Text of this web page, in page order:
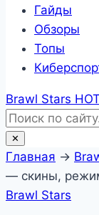
Гайды
Обзоры
Топы
Brawl Stars HOT
✕
Главная →
— скины,
Brawl Stars